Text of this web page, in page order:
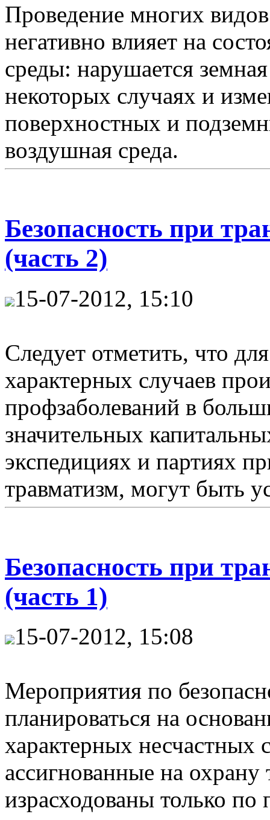
Проведение многих
негативно влияет на
среды: нарушается
некоторых случаях и
поверхностных и
воздушная среда.
Безопасность при
(часть 2)
15-07-2012, 15:10
Следует отметить, что
характерных случаев
профзаболеваний в
значительных
экспедициях и партиях
травматизм, могут быть
Безопасность при
(часть 1)
15-07-2012, 15:08
Мероприятия по
планироваться на
характерных несчастных
ассигнованные на
израсходованы только